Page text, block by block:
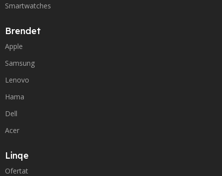
Smartwatches
Brendet
Apple
Samsung
Lenovo
Hama
Dell
Acer
Linqe
Ofertat